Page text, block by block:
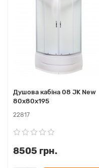
Душова кабіна 08 JK New
80x80x195
22817
8505 грн.